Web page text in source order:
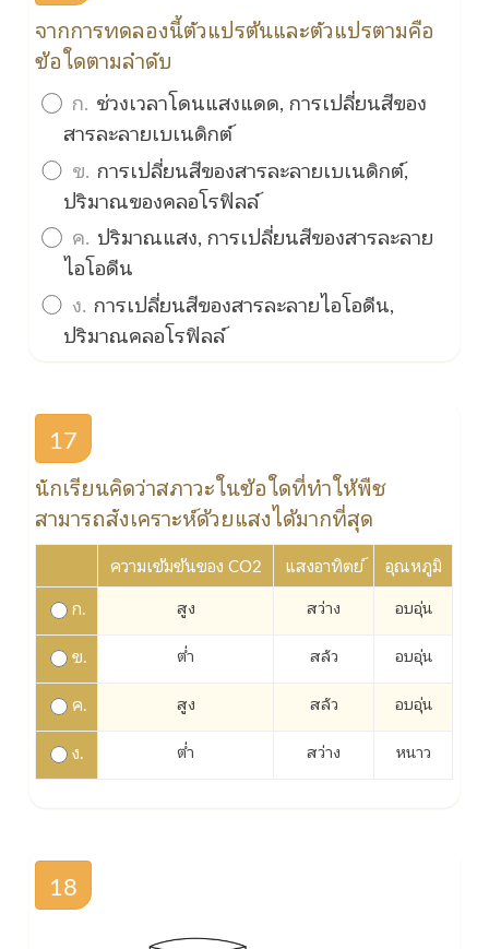
จากการทดลองนี้ตัวแปรต้นและตัวแปรตามคือ
ข้อใดตามลำดับ
ก. ช่วงเวลาโดนแสงแดด, การเปลี่ยนสีของ
สารละลายเบเนดิกต์
ข. การเปลี่ยนสีของสารละลายเบเนดิกต์,
ปริมาณของคลอโรฟิลล์
ค. ปริมาณแสง, การเปลี่ยนสีของสารละลาย
ไอโอดีน
ง. การเปลี่ยนสีของสารละลายไอโอดีน,
ปริมาณคลอโรฟิลล์
17
นักเรียนคิดว่าสภาวะในข้อใดที่ทำให้พืช
สามารถสังเคราะห์ด้วยแสงได้มากที่สุด
ความเข้มข้นของ CO2 แสงอาทิตย์
อุณหภูมิ
ก.
สูง สว่าง อบอุ่น
ข. ต่ำ สลัว อบอุ่น
ค. สูง สลัว อบอุ่น
ง. ต่ำ สว่าง หนาว
18